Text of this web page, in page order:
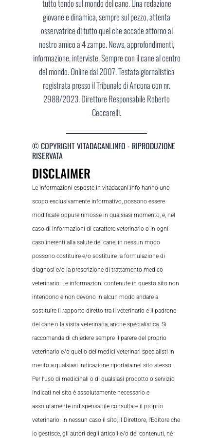
tutto tondo sul mondo del cane. Una redazione
giovane e dinamica, sempre sul pezzo, attenta
osservatrice di tutto quel che accade attorno al
nostro amico a 4 zampe. News, approfondimenti,
informazione, interviste. Sempre con il cane al centro
del mondo. Online dal 2007. Testata giornalistica
registrata presso il Tribunale di Ancona con nr.
2988/2023. Direttore Responsabile Roberto
Ceccarelli.
© COPYRIGHT VITADACANI.INFO - RIPRODUZIONE
RISERVATA
DISCLAIMER
Le informazioni esposte in vitadacani.info hanno uno
scopo esclusivamente informativo, possono essere
modificate oppure rimosse in qualsiasi momento, e, nel
caso di informazioni di carattere veterinario o in ogni
caso inerenti alla salute del cane, in nessun modo
possono costituire e/o sostituire la formulazione di
diagnosi e/o la prescrizione di trattamento medico
veterinario. Le informazioni contenute in questo sito non
intendono e non devono in alcun modo andare a
sostituire il rapporto diretto tra il veterinario e il padrone
del cane o la visita veterinaria, anche specialistica. Si
raccomanda di chiedere sempre il parere del proprio
veterinario e/o quello dei medici veterinari specialisti in
merito a qualsiasi indicazione riportata nel sito stesso.
Per l’uso di medicinali o di qualsiasi prodotto o servizio
indicati nel sito è assolutamente necessario e
assolutamente indispensabile consultare il proprio
veterinario. In nessun caso il sito, il Direttore, l’Editore che
lo gestisce, gli autori degli articoli e/o dei contenuti, né